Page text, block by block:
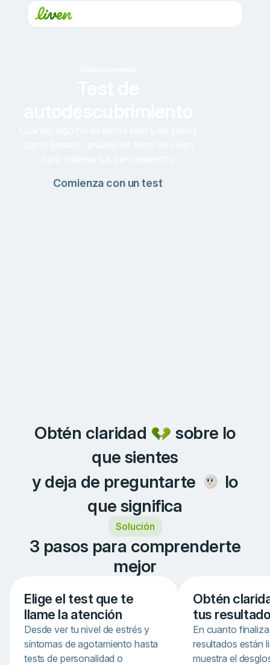
Comienza con un test
Obtén claridad
sobre lo
que sientes
y deja de preguntarte
lo
que significa
Solución
3 pasos para comprenderte
mejor
Elige el test que te
llame la atención
Desde ver tu nivel de estrés y
síntomas de agotamiento hasta
tests de personalidad o
Obtén
tus
En cuanto
resultados están
muestra el